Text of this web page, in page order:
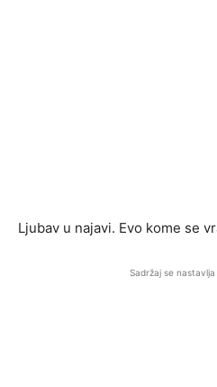
Ljubav u najavi. Evo kome se
Sadržaj se